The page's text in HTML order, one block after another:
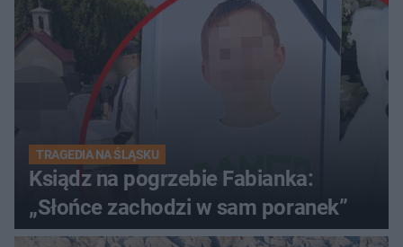
TRAGEDIA NA ŚLĄSKU
Ksiądz na pogrzebie Fabianka:
„Słońce zachodzi w sam poranek”